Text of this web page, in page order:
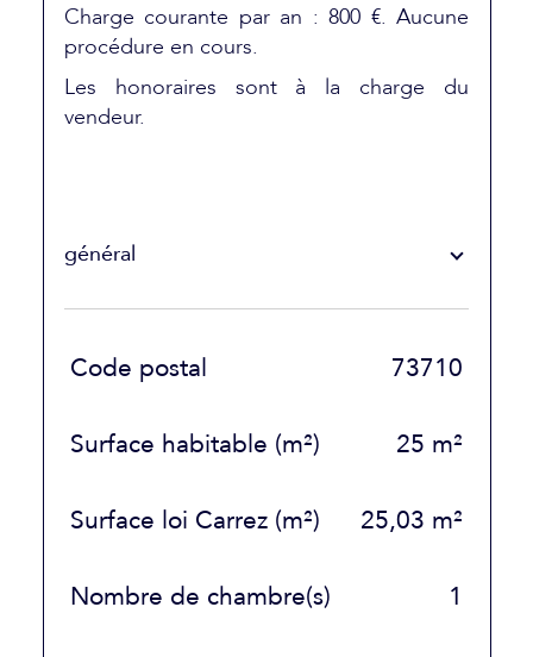
Charge courante par an : 800 €. Aucune
procédure en cours.
Les honoraires sont à la charge du
vendeur.
général
TRAD_SIROCCO_Caracteristique Valeurs
Code postal 73710
Surface habitable (m²) 25 m²
Surface loi Carrez (m²) 25,03 m²
Nombre de chambre(s) 1